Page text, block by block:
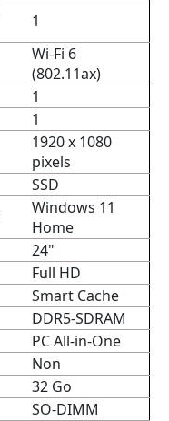
1
Wi-Fi 6
(802.11ax)
1
1
1920 x 1080
pixels
SSD
Windows 11
Home
24"
Full HD
Smart Cache
DDR5-SDRAM
PC All-in-One
Non
32 Go
SO-DIMM